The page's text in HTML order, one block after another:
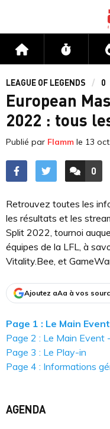
Accueil Flux
LEAGUE OF LEGENDS 0
European
2022 : tous
Publié par Flamm le 13
0
Retrouvez toutes les
les résultats et les
Split 2022, tournoi
équipes de la LFL, à
Vitality.Bee, et
Ajoutez aAa à vos
Page 1 : Le Main
Page 2 : Le Main Event
Page 3 : Le Play-in
Page 4 : Informations
AGENDA